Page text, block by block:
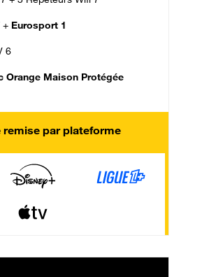
+ Eurosport 1
6
Orange Maison Protégée
par plateforme